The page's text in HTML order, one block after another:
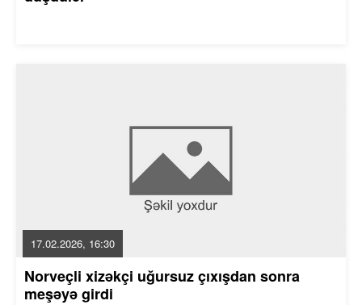
17.02.2026, 16:30
Norveçli xizəkçi uğursuz çıxışdan sonra
meşəyə girdi